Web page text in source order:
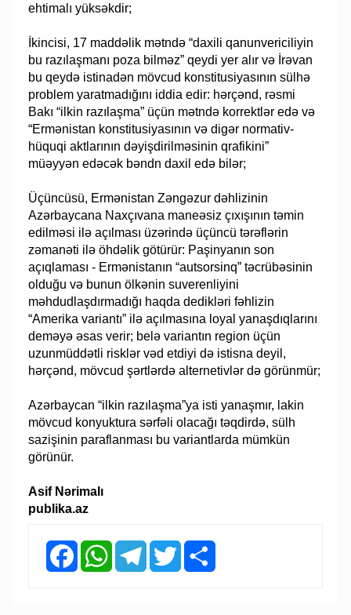
ehtimalı yüksəkdir;
İkincisi, 17 maddəlik mətndə “daxili qanunvericiliyin
bu razılaşmanı poza bilməz” qeydi yer alır və İrəvan
bu qeydə istinadən mövcud konstitusiyasının sülhə
problem yaratmadığını iddia edir: hərçənd, rəsmi
Bakı “ilkin razılaşma” üçün mətndə korrektlər edə və
“Ermənistan konstitusiyasının və digər normativ-
hüquqi aktlarının dəyişdirilməsinin qrafikini”
müəyyən edəcək bəndn daxil edə bilər;
Üçüncüsü, Ermənistan Zəngəzur dəhlizinin
Azərbaycana Naxçıvana maneəsiz çıxışının təmin
edilməsi ilə açılması üzərində üçüncü tərəflərin
zəmanəti ilə öhdəlik götürür: Paşinyanın son
açıqlaması - Ermənistanın “autsorsinq” təcrübəsinin
olduğu və bunun ölkənin suverenliyini
məhdudlaşdırmadığı haqda dedikləri fəhlizin
“Amerika variantı” ilə açılmasına loyal yanaşdıqlarını
deməyə əsas verir; belə variantın region üçün
uzunmüddətli risklər vəd etdiyi də istisna deyil,
hərçənd, mövcud şərtlərdə alternetivlər də görünmür;
Azərbaycan “ilkin razılaşma”ya isti yanaşmır, lakin
mövcud konyuktura sərfəli olacağı təqdirdə, sülh
sazişinin paraflanması bu variantlarda mümkün
görünür.
Asif Nərimalı
publika.az
FacebookWhatsAppTelegramTwitter